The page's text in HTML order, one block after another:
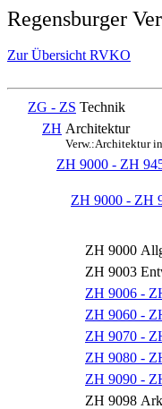
Regensburger
Zur Übersicht RVKO
ZG - ZS Technik
ZH Architektur
Verw.:Architektur
ZH 9000 - ZH
ZH 9000 - ZH
ZH 9000
ZH 9003
ZH 9006 -
ZH 9060 -
ZH 9070 -
ZH 9080 -
ZH 9090 -
ZH 9098